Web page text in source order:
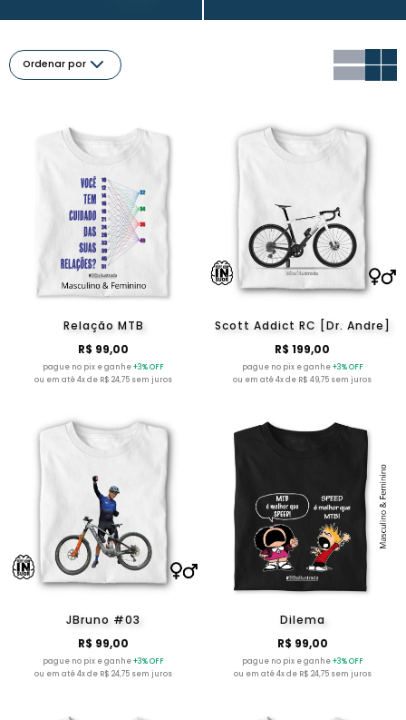
Ordenar por
Relação MTB
R$ 99,00
pague no pix e ganhe+3% OFF
ou em até 4x de R$ 24,75 sem juros
Scott Addict RC [Dr. Andre]
R$ 199,00
pague no pix e ganhe+3% OFF
ou em até 4x de R$ 49,75 sem juros
JBruno #03
R$ 99,00
pague no pix e ganhe+3% OFF
ou em até 4x de R$ 24,75 sem juros
Dilema
R$ 99,00
pague no pix e ganhe+3% OFF
ou em até 4x de R$ 24,75 sem juros